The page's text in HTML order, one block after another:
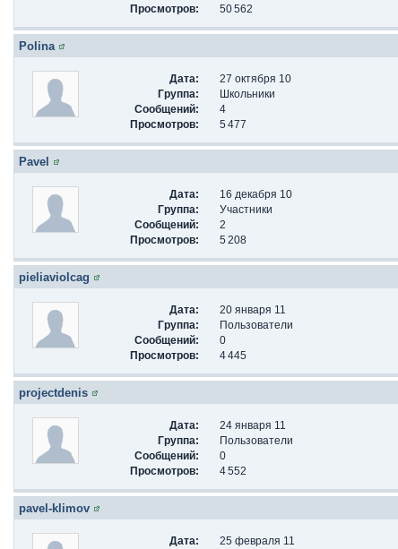
Просмотров:
50 562
Polina
Дата:
27 октября 10
Группа:
Школьники
Сообщений:
4
Просмотров:
5 477
Pavel
Дата:
16 декабря 10
Группа:
Участники
Сообщений:
2
Просмотров:
5 208
pieliaviolcag
Дата:
20 января 11
Группа:
Пользователи
Сообщений:
0
Просмотров:
4 445
projectdenis
Дата:
24 января 11
Группа:
Пользователи
Сообщений:
0
Просмотров:
4 552
pavel-klimov
Дата:
25 февраля 11